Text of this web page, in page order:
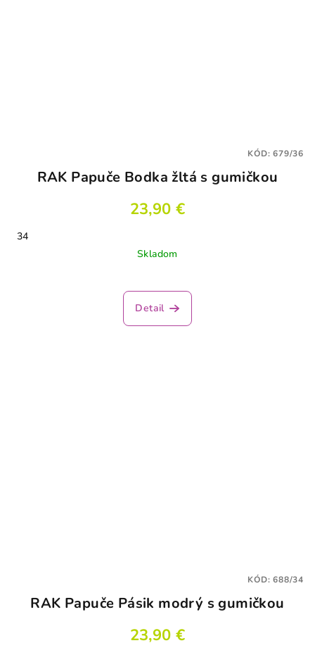
RAK Papuče Bodka žltá s gumičkou
23,90 €
34
Skladom
Detail
KÓD:679/36
RAK Papuče Pásik modrý s gumičkou
23,90 €
KÓD:688/34